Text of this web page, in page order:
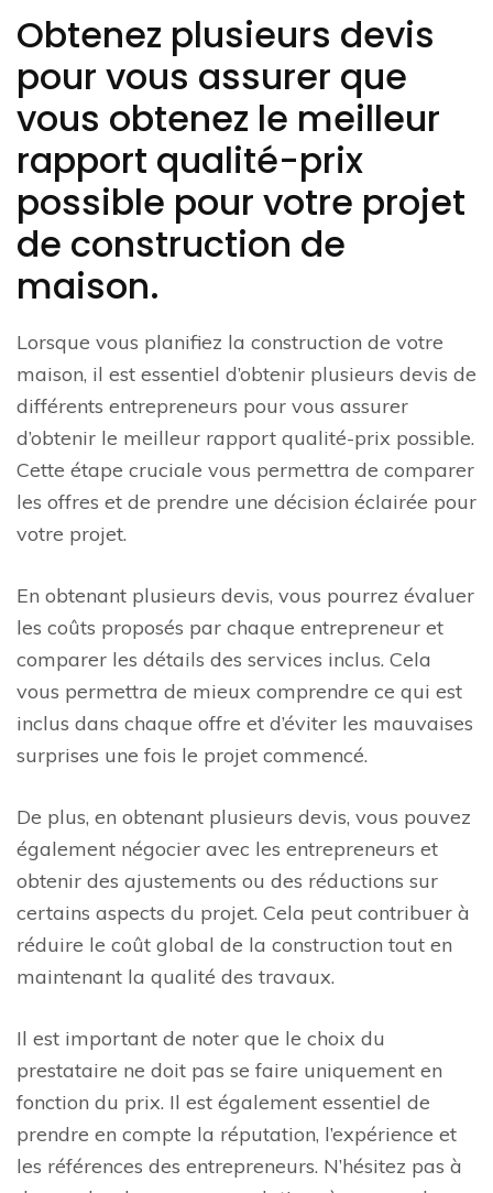
Obtenez plusieurs devis
pour vous assurer que
vous obtenez le meilleur
rapport qualité-prix
possible pour votre projet
de construction de
maison.
Lorsque vous planifiez la construction de votre
maison, il est essentiel d’obtenir plusieurs devis de
différents entrepreneurs pour vous assurer
d’obtenir le meilleur rapport qualité-prix possible.
Cette étape cruciale vous permettra de comparer
les offres et de prendre une décision éclairée pour
votre projet.
En obtenant plusieurs devis, vous pourrez évaluer
les coûts proposés par chaque entrepreneur et
comparer les détails des services inclus. Cela
vous permettra de mieux comprendre ce qui est
inclus dans chaque offre et d’éviter les mauvaises
surprises une fois le projet commencé.
De plus, en obtenant plusieurs devis, vous pouvez
également négocier avec les entrepreneurs et
obtenir des ajustements ou des réductions sur
certains aspects du projet. Cela peut contribuer à
réduire le coût global de la construction tout en
maintenant la qualité des travaux.
Il est important de noter que le choix du
prestataire ne doit pas se faire uniquement en
fonction du prix. Il est également essentiel de
prendre en compte la réputation, l’expérience et
les références des entrepreneurs. N’hésitez pas à